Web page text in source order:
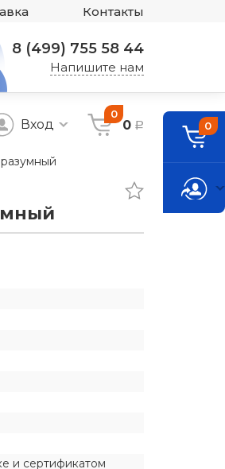
Контакты
8 (499) 755 58 44
Напишите нам
Вход
0
0 a
и сертификатом
0